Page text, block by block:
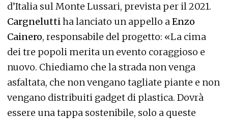
d’Italia sul Monte Lussari, prevista per il 2021.
Cargneluttiha lanciato un appello aEnzo
Cainero, responsabile del progetto: «La cima
dei tre popoli merita un evento coraggioso e
nuovo. Chiediamo che la strada non venga
asfaltata, che non vengano tagliate piante e non
vengano distribuiti gadget di plastica. Dovrà
essere una tappa sostenibile, solo a queste